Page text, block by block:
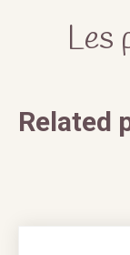
Les
Related